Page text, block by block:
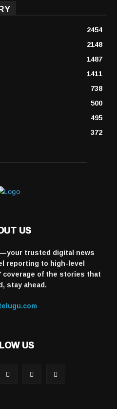
2454
2148
1487
1411
738
500
495
372
US
trusted digital news
reporting to high-level
coverage of the stories that
stay ahead.
US